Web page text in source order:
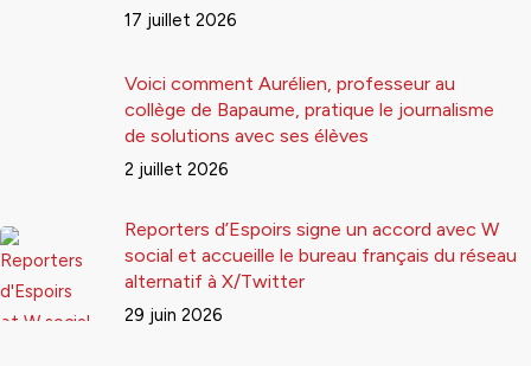
17 juillet 2026
Voici comment Aurélien, professeur au
collège de Bapaume, pratique le journalisme
de solutions avec ses élèves
2 juillet 2026
Reporters d’Espoirs signe un accord avec W
social et accueille le bureau français du réseau
alternatif à X/Twitter
29 juin 2026